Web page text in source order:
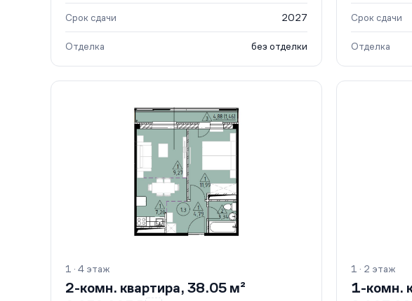
Срок сдачи 2027
Отделка без отделки
Срок сдачи
Отделка
1 · 4 этаж
2-комн. квартира, 38.05 м²
1 · 2 этаж
1-комн.